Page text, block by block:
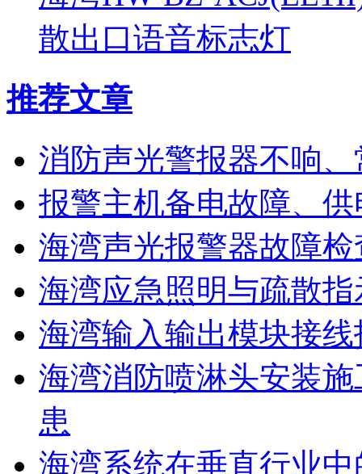
散出口语音标志灯
推荐文章
消防声光警报器不响
报警主机备电故障、
海湾声光报警器故障
海湾应急照明与疏散
海湾输入输出模块接
海湾消防喷淋头安装
患
海湾系统在垂直行业